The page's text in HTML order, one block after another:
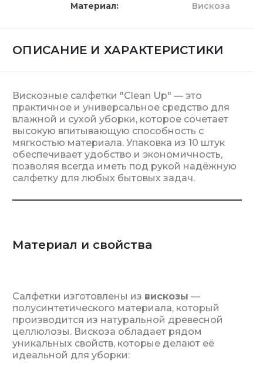
Материал
Вискоза
ОПИСАНИЕ И ХАРАКТЕРИСТИКИ
Вискозные салфетки "Clean Up" — это
практичное и универсальное средство для
влажной и сухой уборки, которое сочетает
высокую впитывающую способность с
мягкостью материала. Упаковка из 10 штук
обеспечивает удобство и экономичность,
позволяя всегда иметь под рукой надёжную
салфетку для любых бытовых задач.
Материал и свойства
Салфетки изготовлены из вискозы —
полусинтетического материала, который
производится из натуральной древесной
целлюлозы. Вискоза обладает рядом
уникальных свойств, которые делают её
идеальной для уборки: